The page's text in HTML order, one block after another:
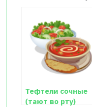
Тефтели сочные
(тают во рту)